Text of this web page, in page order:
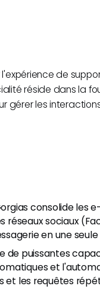
de
réside dans la
gérer les
consolide les
réseaux sociaux
en une
de puissantes
et
et les requêtes